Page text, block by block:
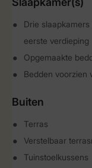
Drie
eerste verdieping
Opgemaakte
Bedden voorzien
Buiten
Terras
Verstelbaar
Tuinstoelkussens